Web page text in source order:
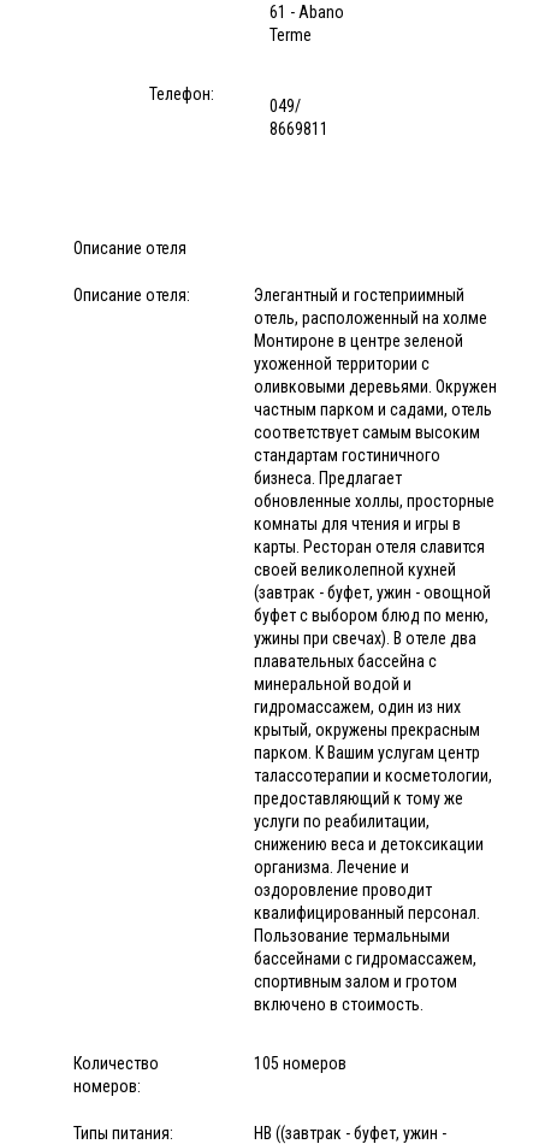
61 - Abano
Terme
Телефон:
049/
8669811
Описание отеля
Описание отеля:
Элегантный и гостеприимный
отель, расположенный на холме
Монтироне в центре зеленой
ухоженной территории с
оливковыми деревьями. Окружен
частным парком и садами, отель
соответствует самым высоким
стандартам гостиничного
бизнеса. Предлагает
обновленные холлы, просторные
комнаты для чтения и игры в
карты. Ресторан отеля славится
своей великолепной кухней
(завтрак - буфет, ужин - овощной
буфет с выбором блюд по меню,
ужины при свечах). В отеле два
плавательных бассейна с
минеральной водой и
гидромассажем, один из них
крытый, окружены прекрасным
парком. К Вашим услугам центр
талассотерапии и косметологии,
предоставляющий к тому же
услуги по реабилитации,
снижению веса и детоксикации
организма. Лечение и
оздоровление проводит
квалифицированный персонал.
Пользование термальными
бассейнами с гидромассажем,
спортивным залом и гротом
включено в стоимость.
Количество
номеров:
105 номеров
Типы питания:
HB ((завтрак - буфет, ужин -